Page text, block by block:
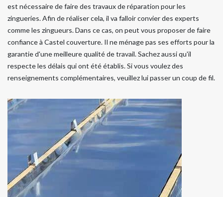
est nécessaire de faire des travaux de réparation pour les
zingueries. Afin de réaliser cela, il va falloir convier des experts
comme les zingueurs. Dans ce cas, on peut vous proposer de faire
confiance à Castel couverture. Il ne ménage pas ses efforts pour la
garantie d'une meilleure qualité de travail. Sachez aussi qu'il
respecte les délais qui ont été établis. Si vous voulez des
renseignements complémentaires, veuillez lui passer un coup de fil.